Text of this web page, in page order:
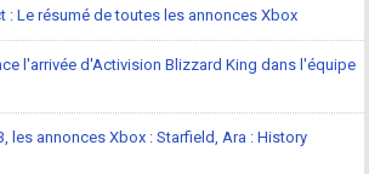
: Le résumé de toutes les annonces Xbox
l'arrivée d'Activision Blizzard King dans l'équipe
les annonces Xbox : Starfield, Ara : History